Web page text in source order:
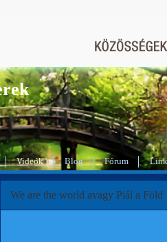
Videók Blog Fórum
We are the world avagy Piál a Föld